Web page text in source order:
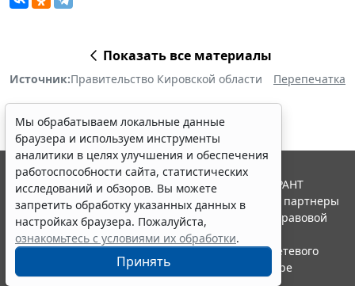
Показать все материалы
Источник:Правительство Кировской области Перепечатка
Мы обрабатываем локальные данные
браузера и используем инструменты
аналитики в целях улучшения и обеспечения
работоспособности сайта, статистических
исследований и обзоров. Вы можете
запретить обработку указанных данных в
настройках браузера. Пожалуйста,
ознакомьтесь с условиями их обработки.
Принять
© ООО "НПП "ГАРАНТ-СЕРВИС", 2026. Система ГАРАНТ
выпускается с 1990 года. Компания "Гарант" и ее партнеры
являются участниками Российской ассоциации правовой
информации ГАРАНТ.
Портал ГАРАНТ.РУ зарегистрирован в качестве сетевого
издания Федеральной службой по надзору в сфере